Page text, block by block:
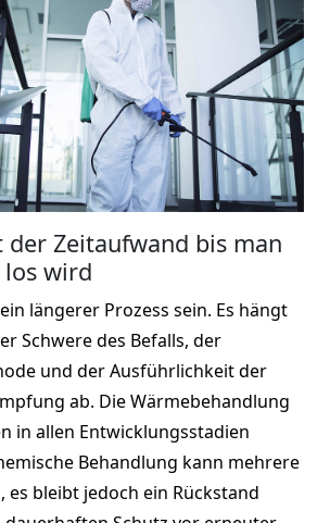
der Zeitaufwand bis man
los wird
längerer Prozess sein. Es hängt
Schwere des Befalls, der
und der Ausführlichkeit der
ab. Die Wärmebehandlung
in allen Entwicklungsstadien
Behandlung kann mehrere
es bleibt jedoch ein Rückstand